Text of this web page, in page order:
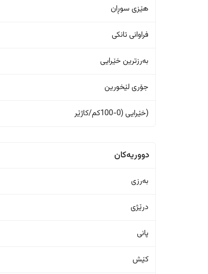
هێزی سوڕان
فراوانی تانکی
بەرزترین خێرایی
جۆری لێخورین
(خێرایی (0-100کم/کاژێر
دووریەکان
بەرزی
درێژی
پانی
کێش